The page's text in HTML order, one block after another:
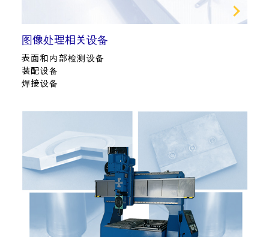
图像处理相关设备
表面和内部检测设备
装配设备
焊接设备